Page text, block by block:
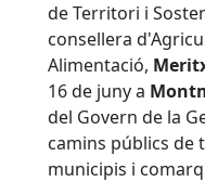
de Territori i
consellera
Alimentació,
16 de juny a
del Govern de la
camins públics de
municipis i